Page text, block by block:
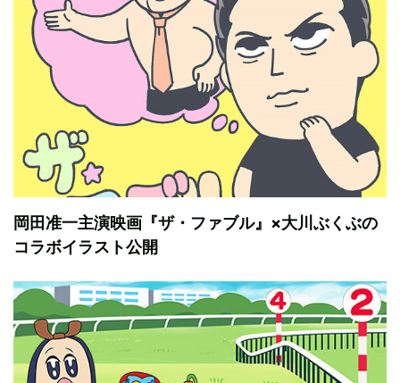
岡田准一主演映画『ザ・ファブル』×大川ぶくぶの
コラボイラスト公開